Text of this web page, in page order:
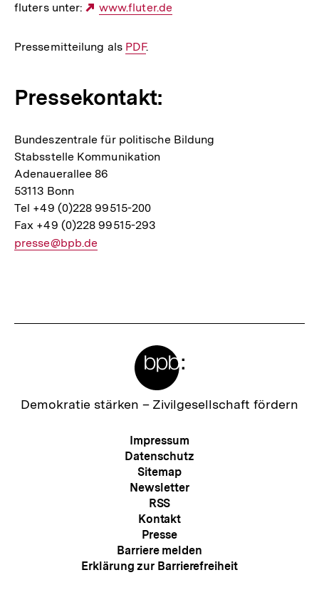
fluters unter:
Externer
www.fluter.de
Pressemitteilung als Interner
PDF.
Pressekontakt:
Bundeszentrale für politische Bildung
Stabsstelle Kommunikation
Adenauerallee 86
53113 Bonn
Tel +49 (0)228 99515-200
Fax +49 (0)228 99515-293
E-
presse@bpb.de
Zur
Demokratie stärken – Zivilgesellschaft fördern
Meta-
Navigation
Impressum
Datenschutz
Sitemap
Newsletter
RSS
Kontakt
Presse
Barriere melden
Erklärung zur Barrierefreiheit